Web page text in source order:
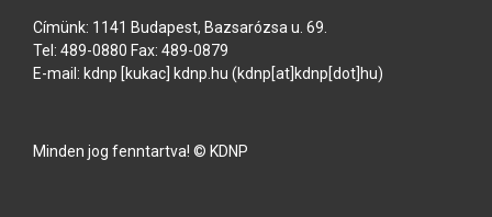
Címünk: 1141 Budapest, Bazsarózsa u. 69.
Tel: 489-0880 Fax: 489-0879
E-mail: kdnp [kukac] kdnp.hu (kdnp[at]kdnp[dot]hu)
Minden jog fenntartva! © KDNP